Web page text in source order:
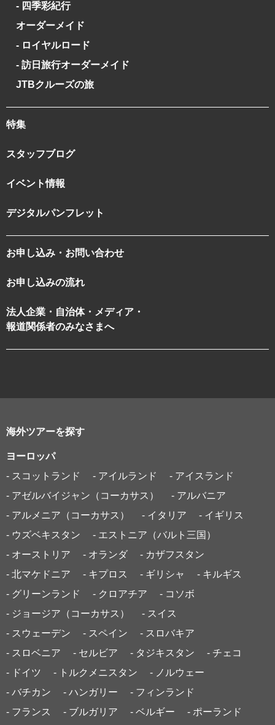
- 四季彩紀行
オーダーメイド
- ロイヤルロード
- 訪日旅行オーダーメイド
JTBクルーズの旅
特集
スタッフブログ
イベント情報
デジタルパンフレット
お申し込み・お問い合わせ
お申し込みの流れ
法人企業・自治体・メディア・
報道関係者のみなさまへ
海外ツアーを探す
ヨーロッパ
- スコットランド
- アイルランド
- アイスランド
- アゼルバイジャン（コーカサス）
- アルバニア
- アルメニア（コーカサス）
- イタリア
- イギリス
- ウズベキスタン
- エストニア（バルト三国）
- オーストリア
- オランダ
- カザフスタン
- 北マケドニア
- キプロス - ギリシャ
- キルギス
- グリーンランド
- クロアチア
- コソボ
- ジョージア（コーカサス）
- スイス
- スウェーデン
- スペイン
- スロバキア
- スロベニア
- セルビア - タジキスタン
- チェコ
- ドイツ
- トルクメニスタン
- ノルウェー
- バチカン
- ハンガリー
- フィンランド
- フランス
- ブルガリア - ベルギー
- ポーランド